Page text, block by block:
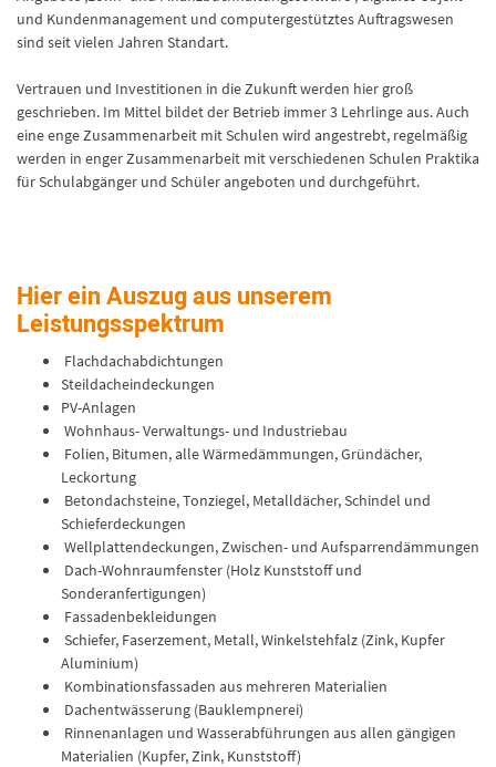
und Kundenmanagement und computergestütztes Auftragswesen
sind seit vielen Jahren Standart.
Vertrauen und Investitionen in die Zukunft werden hier groß
geschrieben. Im Mittel bildet der Betrieb immer 3 Lehrlinge aus. Auch
eine enge Zusammenarbeit mit Schulen wird angestrebt, regelmäßig
werden in enger Zusammenarbeit mit verschiedenen Schulen Praktika
für Schulabgänger und Schüler angeboten und durchgeführt.
Hier ein Auszug aus unserem
Leistungsspektrum
Flachdachabdichtungen
Steildacheindeckungen
PV-Anlagen
Wohnhaus- Verwaltungs- und Industriebau
Folien, Bitumen, alle Wärmedämmungen, Gründächer,
Leckortung
Betondachsteine, Tonziegel, Metalldächer, Schindel und
Schieferdeckungen
Wellplattendeckungen, Zwischen- und Aufsparrendämmungen
Dach-Wohnraumfenster (Holz Kunststoff und
Sonderanfertigungen)
Fassadenbekleidungen
Schiefer, Faserzement, Metall, Winkelstehfalz (Zink, Kupfer
Aluminium)
Kombinationsfassaden aus mehreren Materialien
Dachentwässerung (Bauklempnerei)
Rinnenanlagen und Wasserabführungen aus allen gängigen
Materialien (Kupfer, Zink, Kunststoff)